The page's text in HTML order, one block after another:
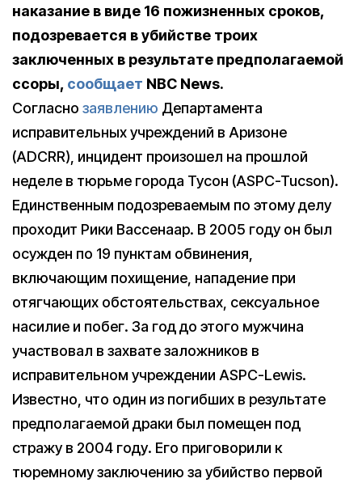
наказание в виде 16 пожизненных сроков,
подозревается в убийстве троих
заключенных в результате предполагаемой
ссоры, сообщает NBC News.
Согласно заявлению Департамента
исправительных учреждений в Аризоне
(ADCRR), инцидент произошел на прошлой
неделе в тюрьме города Тусон (ASPC-Tucson).
Единственным подозреваемым по этому делу
проходит Рики Вассенаар. В 2005 году он был
осужден по 19 пунктам обвинения,
включающим похищение, нападение при
отягчающих обстоятельствах, сексуальное
насилие и побег. За год до этого мужчина
участвовал в захвате заложников в
исправительном учреждении ASPC-Lewis.
Известно, что один из погибших в результате
предполагаемой драки был помещен под
стражу в 2004 году. Его приговорили к
тюремному заключению за убийство первой